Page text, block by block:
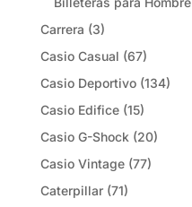
Carrera (3)
Casio Casual (67)
Casio Deportivo (134)
Casio Edifice (15)
Casio G-Shock (20)
Casio Vintage (77)
Caterpillar (71)